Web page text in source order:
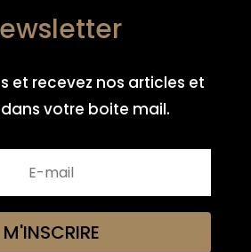
et recevez nos articles et
votre boite mail.
M'INSCRIRE